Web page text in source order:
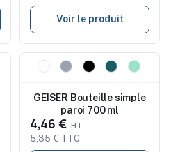
Voir le produit
Nouveau
GEISER Bouteille simple
paroi 700 ml
4,46 €
5,35 € TTC